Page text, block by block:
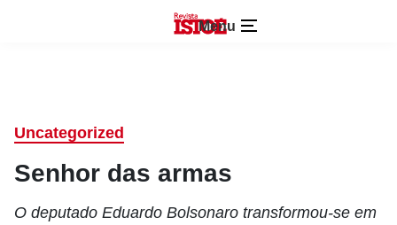
Menu
Uncategorized
Senhor das armas
O deputado Eduardo Bolsonaro transformou-se em